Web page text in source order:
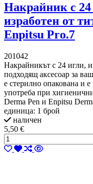
Накрайник с 24
изработен от
Enpitsu Pro.7
201042
Накрайникът с 24 игли,
подходящ аксесоар за
е стерилно опакована и
употреба при
Derma Pen и Enpitsu
единица: 1 брой
наличен
5,50 €